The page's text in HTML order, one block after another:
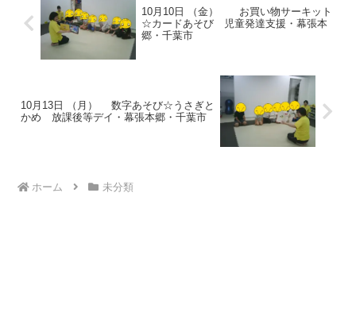
10月10日 （金） お買い物サーキット
☆カードあそび 児童発達支援・幕張本
郷・千葉市
10月13日 （月） 数字あそび☆うさぎと
かめ 放課後等デイ・幕張本郷・千葉市
ホーム 未分類